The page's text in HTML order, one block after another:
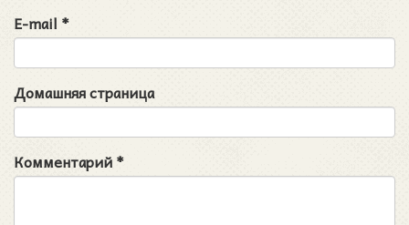
E-mail *
Домашняя страница
Комментарий*